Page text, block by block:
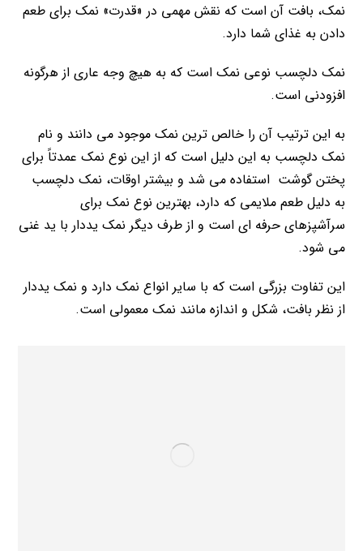
نمک، بافت آن است که نقش مهمی در «قدرت» نمک برای طعم
دادن به غذای شما دارد.
نمک دلچسب نوعی نمک است که به هیچ وجه عاری از هرگونه
افزودنی است.
به این ترتیب آن را خالص ترین نمک موجود می دانند و نام
نمک دلچسب به این دلیل است که از این نوع نمک عمدتاً برای
پختن گوشت استفاده می شد و بیشتر اوقات، نمک دلچسب
به دلیل طعم ملایمی که دارد، بهترین نوع نمک برای
سرآشپزهای حرفه ای است و از طرف دیگر نمک یددار با ید غنی
می شود.
این تفاوت بزرگی است که با سایر انواع نمک دارد و نمک یددار
از نظر بافت، شکل و اندازه مانند نمک معمولی است.